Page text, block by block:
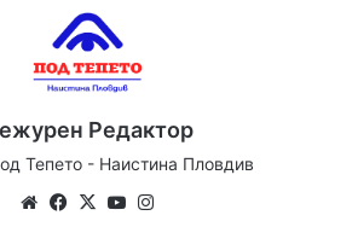
Редактор
Тепето - Наистина Пловдив
WebsiteFacebook
X YouTube